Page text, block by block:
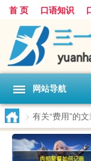
首 页 口语知识
网站导航
> 有关“费用”的